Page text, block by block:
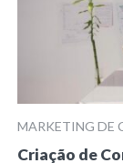
MARKETING DE
Criação de